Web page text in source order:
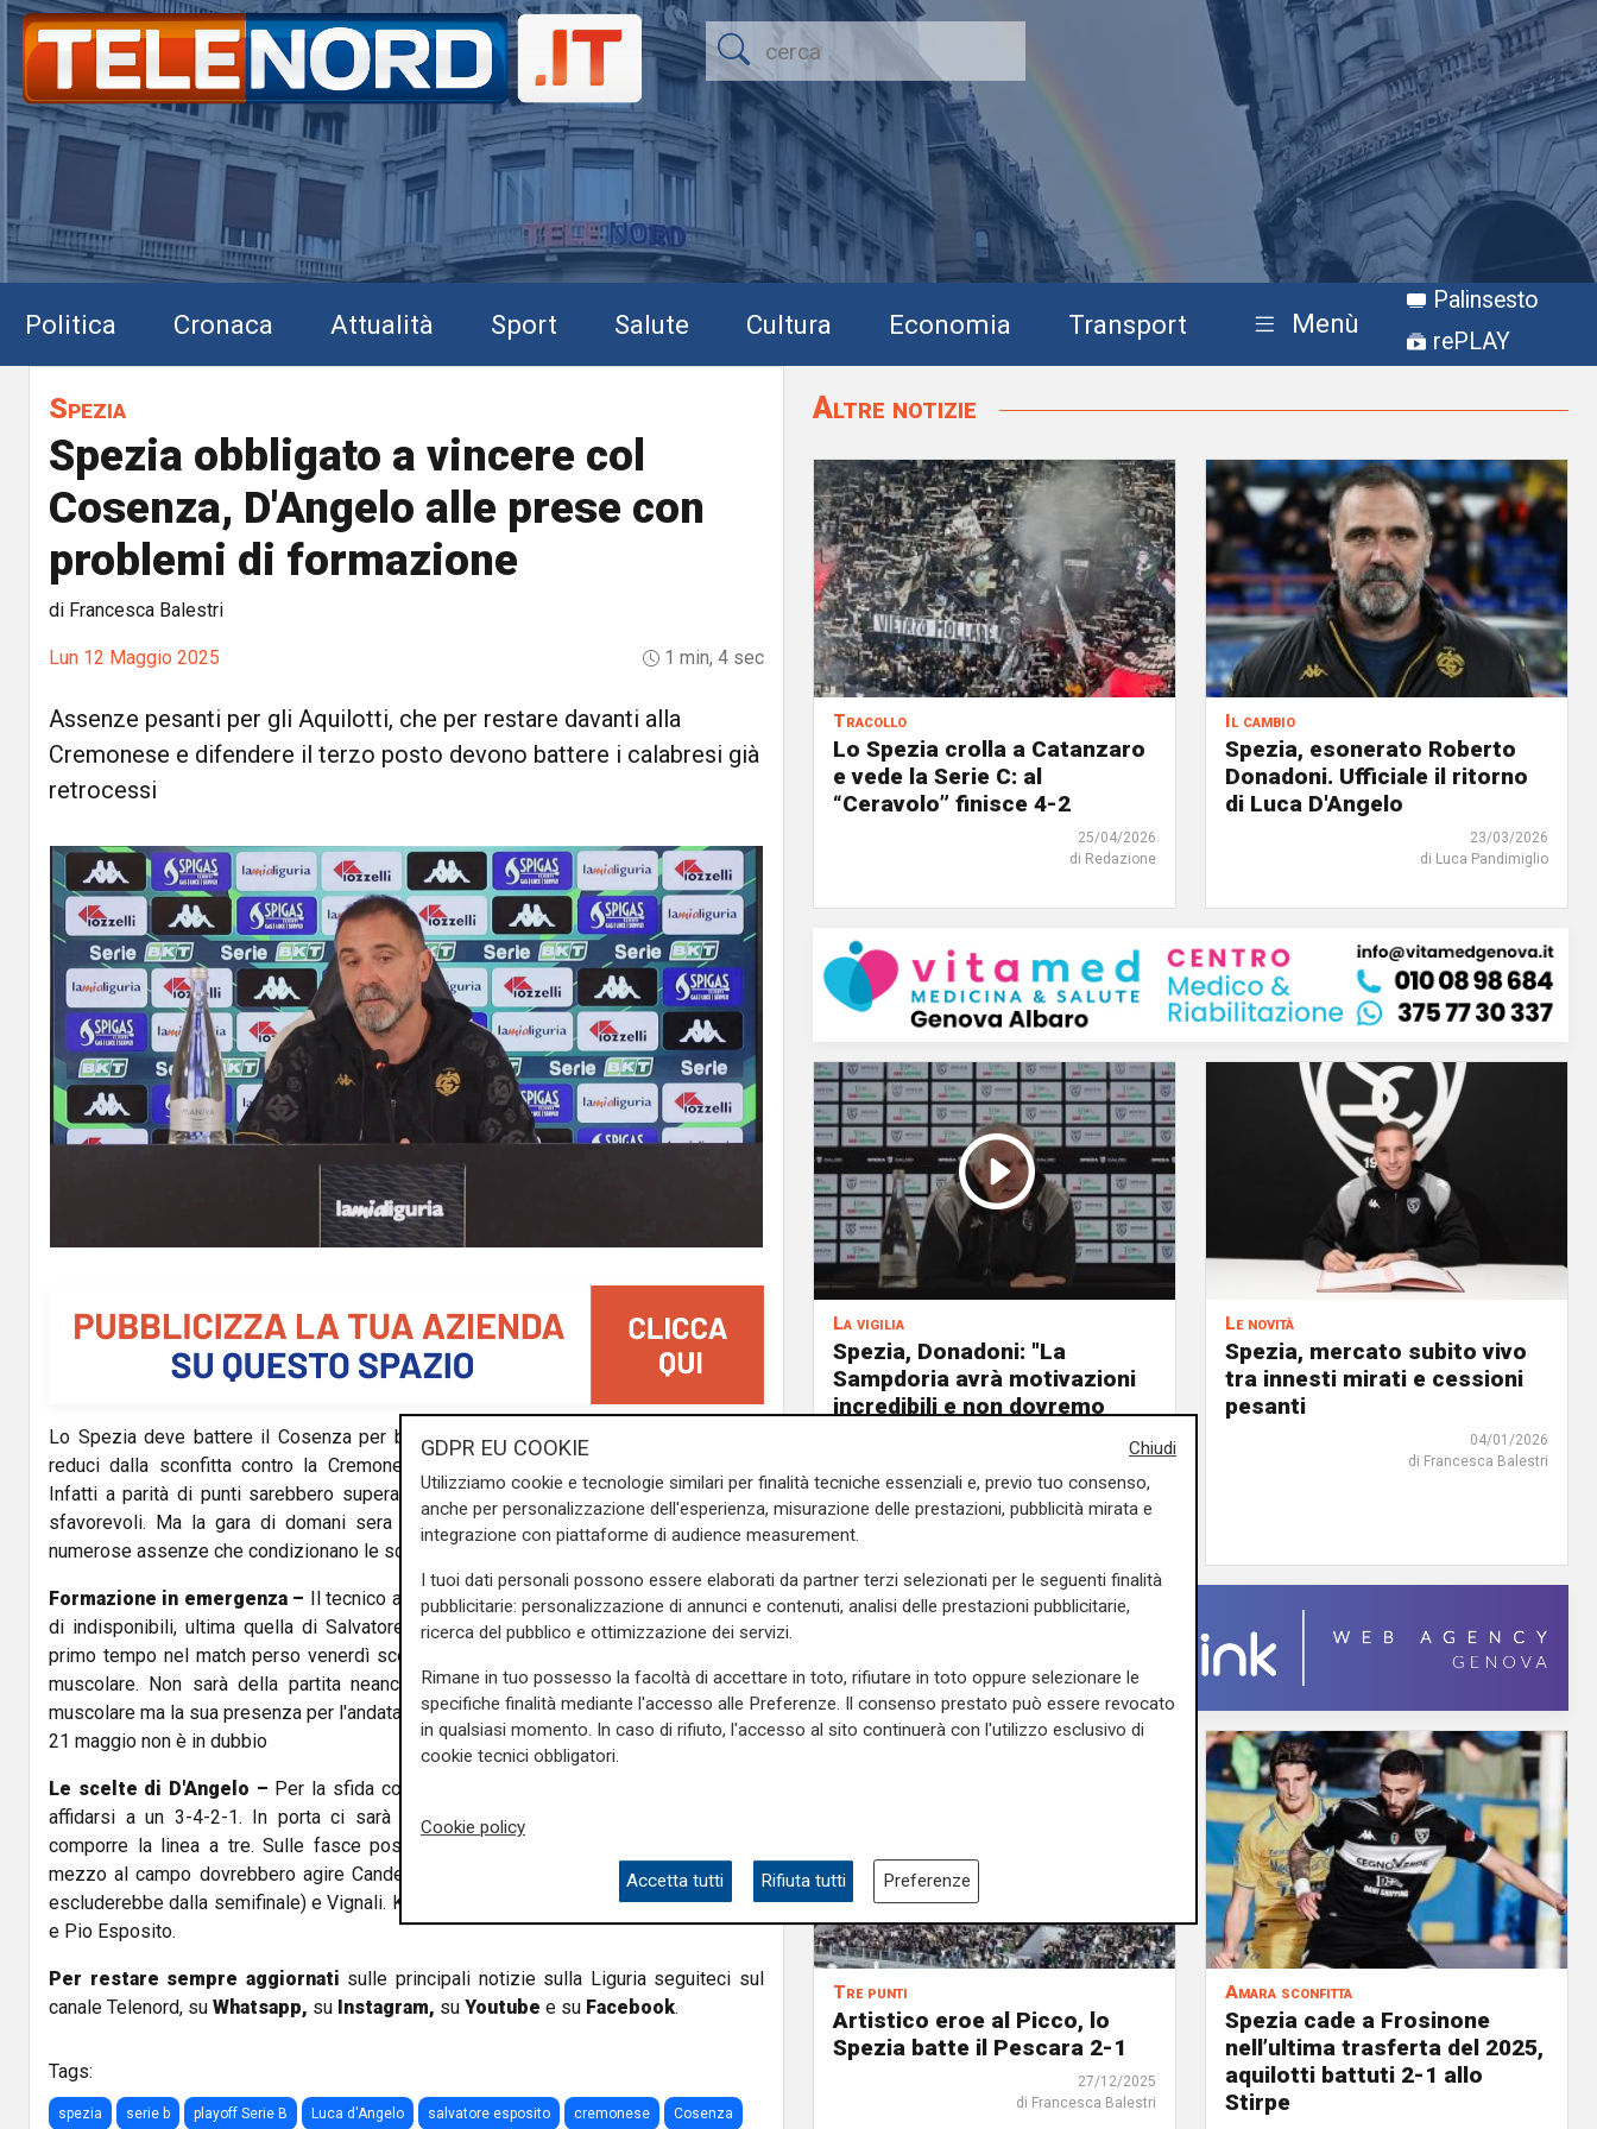
Politica Cronaca Attualità Sport Salute Cultura Economia Transport Menù
Palinsesto
rePLAY
Spezia
Spezia obbligato a vincere col
Cosenza, D'Angelo alle prese con
problemi di formazione
di Francesca Balestri
Lun 12 Maggio 2025 1 min, 4 sec
Assenze pesanti per gli Aquilotti, che per restare davanti alla
Cremonese e difendere il terzo posto devono battere i calabresi già
retrocessi
Lo Spezia deve battere il Cosenza per blindare il terzo posto in classifica: i liguri,
reduci dalla sconfitta contro la Cremonese, non possono permettersi passi falsi.
Infatti a parità di punti sarebbero superati dai lombardi, in virtù degli scontri diretti
sfavorevoli. Ma la gara di domani sera si presenta complicata, anche a causa di
numerose assenze che condizionano le scelte di D’Angelo.
Formazione in emergenza –
Il tecnico aquilotto deve fare i conti con una lunga lista
di indisponibili, ultima quella di Salvatore Esposito, costretto a uscire alla fine del
primo tempo nel match perso venerdì scorso contro la Cremonese per un problema
muscolare. Non sarà della partita neanche Bandinelli, fermato da un sovraccarico
muscolare ma la sua presenza per l'andata delle semifinali dei playoff, in programma il
21 maggio non è in dubbio
Le scelte di D'Angelo – Per la sfida contro i calabresi, l'allenatore ligure potrebbe
affidarsi a un 3-4-2-1. In porta ci sarà Gori, con Wisniewski, Hristov e Mateju a
comporre la linea a tre. Sulle fasce possibile spazio ad Elia e Aurelio, mentre in
mezzo al campo dovrebbero agire Candelari (Nagy è in diffida e un’ammonizione lo
escluderebbe dalla semifinale) e Vignali. Kouda potrebbe agire alle spalle di Lapadula
e Pio Esposito.
Per restare sempre aggiornati sulle principali notizie sulla Liguria seguiteci sul
canale Telenord, su Whatsapp, su Instagram, su Youtube e su Facebook.
Tags:
spezia serie b playoff Serie B Luca d'Angelo salvatore esposito cremonese Cosenza
Altre notizie
Tracollo
Lo Spezia crolla a Catanzaro
e vede la Serie C: al
“Ceravolo” finisce 4-2
25/04/2026
di Redazione
Il cambio
Spezia, esonerato Roberto
Donadoni. Ufficiale il ritorno
di Luca D'Angelo
23/03/2026
di Luca Pandimiglio
La vigilia
Spezia, Donadoni: "La
Sampdoria avrà motivazioni
incredibili e non dovremo
30/01/2026
di Redazione
Le novità
Spezia, mercato subito vivo
tra innesti mirati e cessioni
pesanti
04/01/2026
di Francesca Balestri
Tre punti
Artistico eroe al Picco, lo
Spezia batte il Pescara 2-1
27/12/2025
di Francesca Balestri
Amara sconfitta
Spezia cade a Frosinone
nell’ultima trasferta del 2025,
aquilotti battuti 2-1 allo
Stirpe
Chiudi
GDPR EU COOKIE
Utilizziamo cookie e tecnologie similari per finalità tecniche essenziali e, previo tuo consenso,
anche per personalizzazione dell'esperienza, misurazione delle prestazioni, pubblicità mirata e
integrazione con piattaforme di audience measurement.
I tuoi dati personali possono essere elaborati da partner terzi selezionati per le seguenti finalità
pubblicitarie: personalizzazione di annunci e contenuti, analisi delle prestazioni pubblicitarie,
ricerca del pubblico e ottimizzazione dei servizi.
Rimane in tuo possesso la facoltà di accettare in toto, rifiutare in toto oppure selezionare le
specifiche finalità mediante l'accesso alle Preferenze. Il consenso prestato può essere revocato
in qualsiasi momento. In caso di rifiuto, l'accesso al sito continuerà con l'utilizzo esclusivo di
cookie tecnici obbligatori.
Cookie policy
Accetta tutti Rifiuta tutti Preferenze